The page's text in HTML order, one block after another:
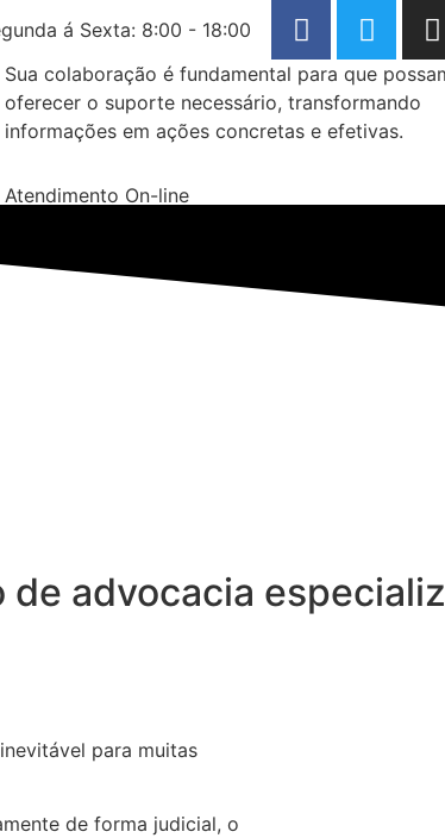
á Sexta: 8:00 - 18:00
Sua colaboração é fundamental para que
oferecer o suporte necessário, transformando
informações em ações concretas e efetivas.
Atendimento On-line
advocacia
para muitas
de forma judicial, o